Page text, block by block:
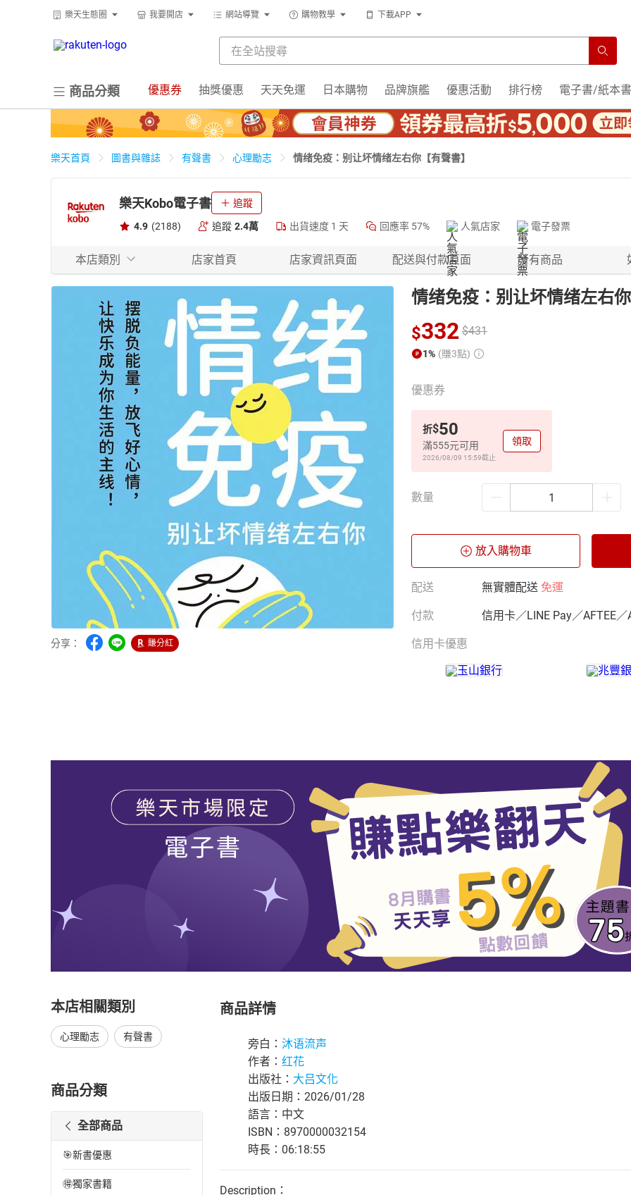
樂天生態圈 我要開店 網站導覽 購物教學 下載APP
商品分類 優惠券 抽獎優惠 天天免運 日本購物 品牌旗艦 優惠活動 排行榜 電子書/紙本書
樂天首頁 圖書與雜誌 有聲書 心理勵志 情绪免疫：别让坏情绪左右你【有聲書】
樂天Kobo電子書 追蹤
4.9 (2188) 追蹤 2.4萬 出貨速度 1 天 回應率 57% 人氣店家 電子發票
本店類別 店家首頁 店家資訊頁面 配送與付款頁面 所有商品
分享： 賺分紅
情绪免疫：别让坏情绪左右
$332 $431
1% (賺3點)
優惠券
折$50
滿555元可用
2026/08/09 15:59截止
領取
數量
放入購物車
配送 無實體配送 免運
付款 信用卡／LINE Pay／AFTEE／
信用卡優惠
本店相關類別
心理勵志 有聲書
商品分類
全部商品
🎯新書優惠
🉐獨家書籍
商品詳情
旁白： 沐语流声
作者： 红花
出版社： 大吕文化
出版日期：2026/01/28
語言：中文
ISBN：8970000032154
時長：06:18:55
Description：